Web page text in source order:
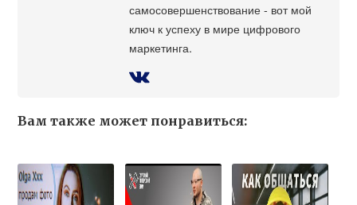
самосовершенствование - вот мой
ключ к успеху в мире цифрового
маркетинга.
Вам также может понравиться: